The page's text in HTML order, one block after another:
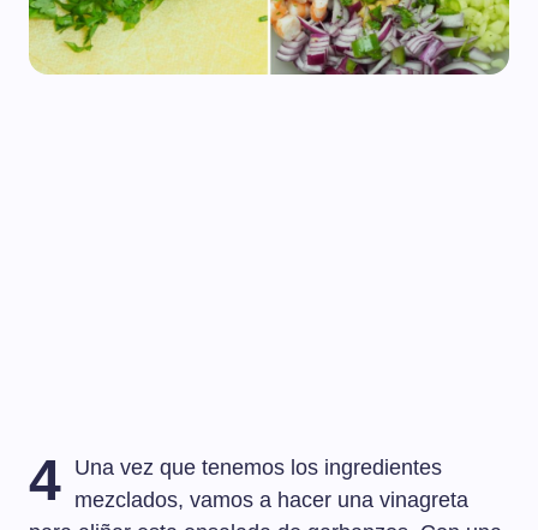
4 Una vez que tenemos los ingredientes
mezclados, vamos a hacer una vinagreta